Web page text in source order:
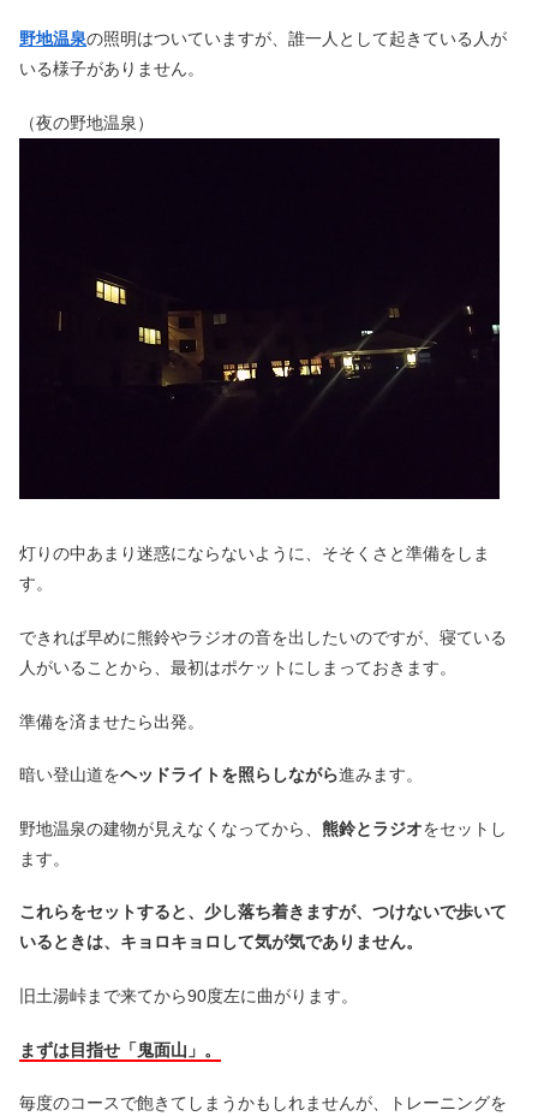
野地温泉の照明はついていますが、誰一人として起きている人が
いる様子がありません。
（夜の野地温泉）
灯りの中あまり迷惑にならないように、そそくさと準備をしま
す。
できれば早めに熊鈴やラジオの音を出したいのですが、寝ている
人がいることから、最初はポケットにしまっておきます。
準備を済ませたら出発。
暗い登山道をヘッドライトを照らしながら進みます。
野地温泉の建物が見えなくなってから、 熊鈴とラジオをセットし
ます。
これらをセットすると、少し落ち着きますが、つけないで歩いて
いるときは、キョロキョロして気が気でありません。
旧土湯峠まで来てから90度左に曲がります。
まずは目指せ「鬼面山」。
毎度のコースで飽きてしまうかもしれませんが、トレーニングを